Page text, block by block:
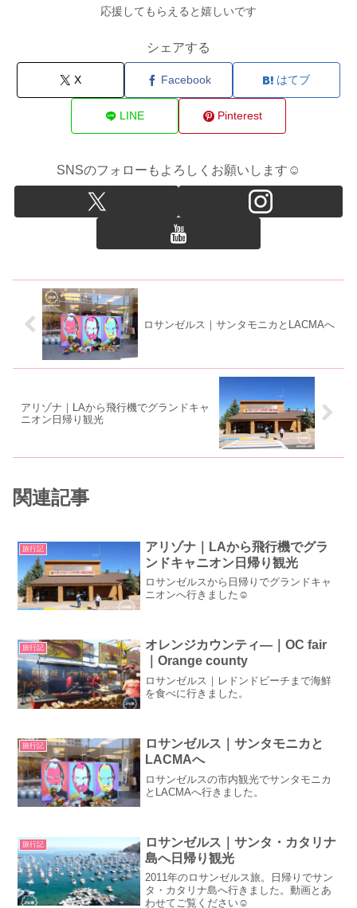
応援してもらえると嬉しいです
シェアする
X Facebook はてブ
LINE Pinterest
SNSのフォローもよろしくお願いします☺
ロサンゼルス｜サンタモニカとLACMAへ
アリゾナ｜LAから飛行機でグランドキャ
ニオン日帰り観光
関連記事
旅行記
アリゾナ｜LAから飛行機でグラ
ンドキャニオン日帰り観光
ロサンゼルスから日帰りでグランドキャ
ニオンへ行きました☺
旅行記
オレンジカウンティ―｜OC fair
｜Orange county
ロサンゼルス｜レドンドビーチまで海鮮
を食べに行きました。
旅行記
ロサンゼルス｜サンタモニカと
LACMAへ
ロサンゼルスの市内観光でサンタモニカ
とLACMAへ行きました。
旅行記
ロサンゼルス｜サンタ・カタリナ
島へ日帰り観光
2011年のロサンゼルス旅。日帰りでサン
タ・カタリナ島へ行きました。動画とあ
わせてご覧ください☺